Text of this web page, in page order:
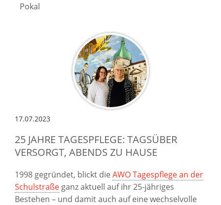
Pokal
17.07.2023
25 JAHRE TAGESPFLEGE: TAGSÜBER
VERSORGT, ABENDS ZU HAUSE
1998 gegründet, blickt die AWO Tagespflege an der
Schulstraße ganz aktuell auf ihr 25-jähriges
Bestehen – und damit auch auf eine wechselvolle